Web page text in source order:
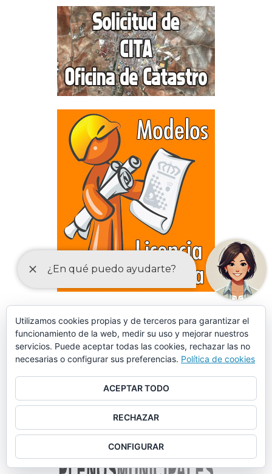
PREVIAS PARA EL EJERCICIO DE ACTIVIDADES
Utilizamos cookies propias y de terceros para garantizar el
funcionamiento de la web, medir su uso y mejorar nuestros
servicios. Puede aceptar todas las cookies, rechazar las no
necesarias o configurar sus preferencias. Política de cookies
ACEPTAR TODO
RECHAZAR
CONFIGURAR